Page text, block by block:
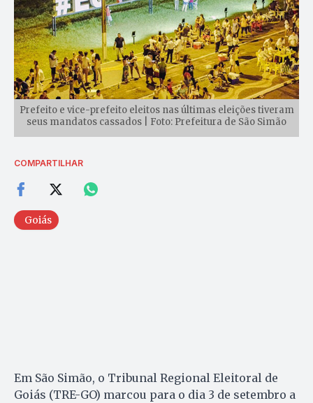
Prefeito e vice-prefeito eleitos nas últimas eleições tiveram
seus mandatos cassados | Foto: Prefeitura de São Simão
COMPARTILHAR
Goiás
Em São Simão, o Tribunal Regional Eleitoral de
Goiás (TRE-GO) marcou para o dia 3 de setembro a